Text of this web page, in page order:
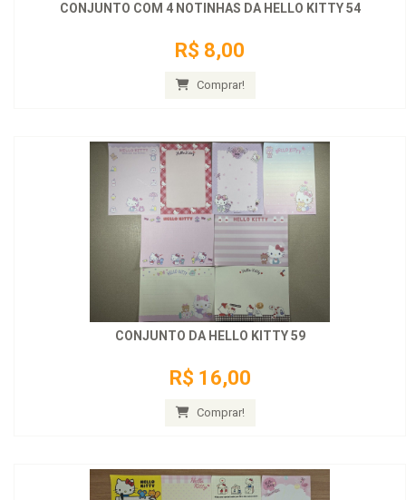
CONJUNTO COM 4 NOTINHAS DA HELLO KITTY 54
R$ 8,00
Comprar!
CONJUNTO DA HELLO KITTY 59
R$ 16,00
Comprar!